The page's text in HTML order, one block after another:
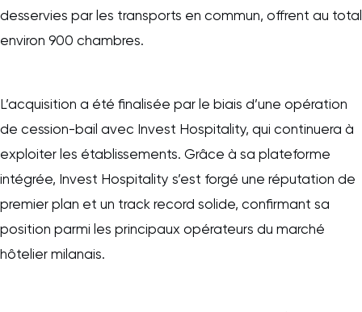
desservies par les transports en commun, offrent au total
environ 900 chambres.
L’acquisition a été finalisée par le biais d’une opération
de cession-bail avec Invest Hospitality, qui continuera à
exploiter les établissements. Grâce à sa plateforme
intégrée, Invest Hospitality s’est forgé une réputation de
premier plan et un track record solide, confirmant sa
position parmi les principaux opérateurs du marché
hôtelier milanais.